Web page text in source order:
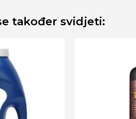
također svidjeti: